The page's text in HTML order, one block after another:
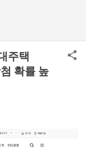
주택
확률 높